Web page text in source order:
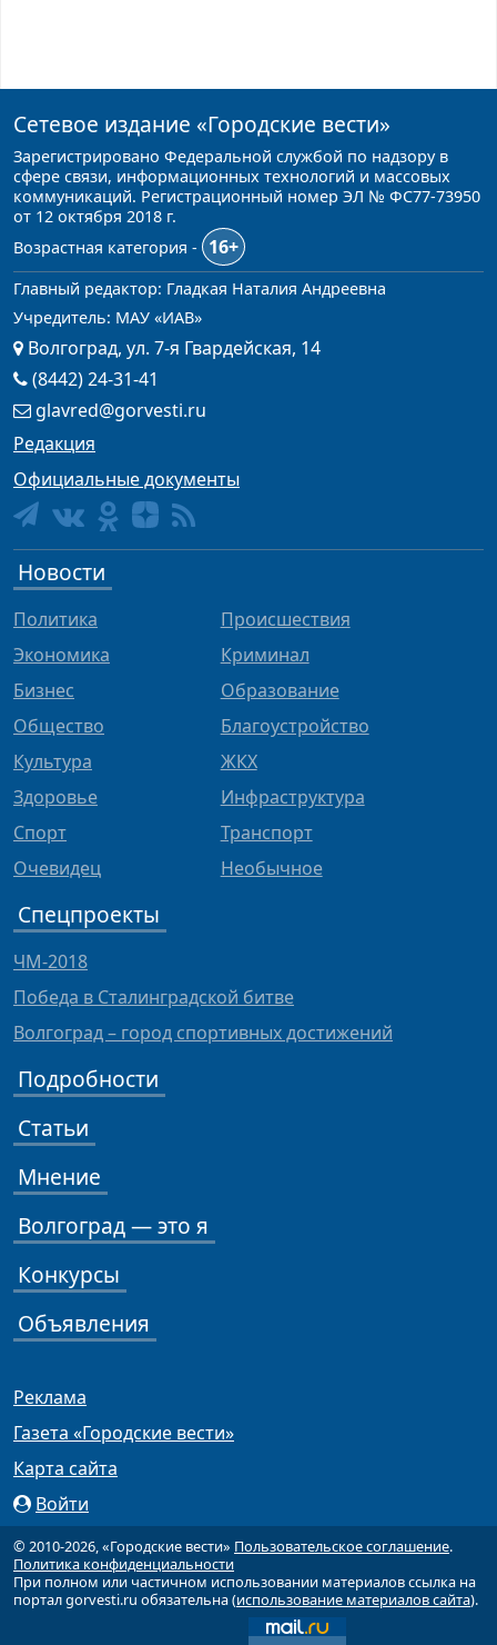
Сетевое издание «Городские вести»
Зарегистрировано Федеральной службой по надзору в
сфере связи, информационных технологий и массовых
коммуникаций. Регистрационный номер ЭЛ № ФС77-73950
от 12 октября 2018 г.
Возрастная категория -
16+
Главный редактор: Гладкая Наталия Андреевна
Учредитель: МАУ «ИАВ»
Волгоград, ул. 7-я Гвардейская, 14
(8442) 24-31-41
glavred@gorvesti.ru
Редакция
Официальные документы
Новости
Политика
Экономика
Бизнес
Общество
Культура
Здоровье
Спорт
Очевидец
Происшествия
Криминал
Образование
Благоустройство
ЖКХ
Инфраструктура
Транспорт
Необычное
Спецпроекты
ЧМ-2018
Победа в Сталинградской битве
Волгоград – город спортивных достижений
Подробности
Статьи
Мнение
Волгоград — это я
Конкурсы
Объявления
Реклама
Газета «Городские вести»
Карта сайта
Войти
© 2010-2026, «Городские вести» Пользовательское соглашение.
Политика конфиденциальности
При полном или частичном использовании материалов ссылка на
портал gorvesti.ru обязательна (использование материалов сайта).